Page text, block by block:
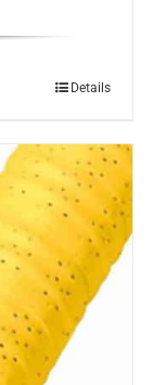
Details